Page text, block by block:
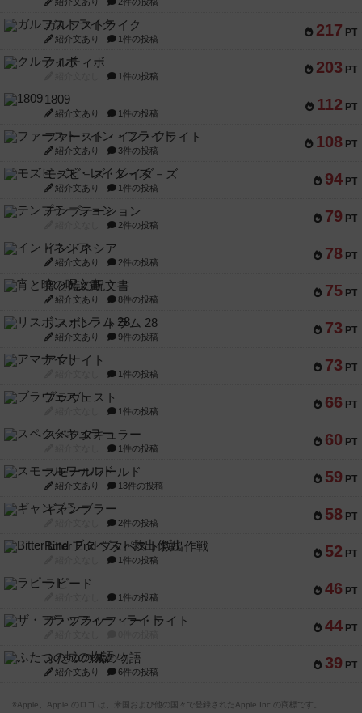
217 PT
ガルフストライク
紹介文あり 1件の投稿
203 PT
クルティボ
1件の投稿
112 PT
1809
紹介文あり 1件の投稿
108 PT
ファースト・イン・フライト
紹介文あり 3件の投稿
94 PT
モズビ－ズ・レイダ－ズ
紹介文あり 1件の投稿
79 PT
テンプテーション
2件の投稿
78 PT
インドネシア
紹介文あり 2件の投稿
75 PT
宵と暁の呪文書
紹介文あり 8件の投稿
73 PT
リスボン・トラム 28
紹介文あり 9件の投稿
73 PT
アマナイト
1件の投稿
66 PT
ブラヴェスト
1件の投稿
60 PT
スペクタキュラー
1件の投稿
59 PT
スモールワールド
紹介文あり 13件の投稿
58 PT
ギャンブラー
2件の投稿
52 PT
Bitter End ブタペスト救出作戦
1件の投稿
46 PT
ラピード
1件の投稿
44 PT
ザ・フラッフィー・ライト
39 PT
ふたつの城の物語
紹介文あり 6件の投稿
※Apple、Apple のロゴ は、米国および他の国々で登録されたApple Inc.の商標です。